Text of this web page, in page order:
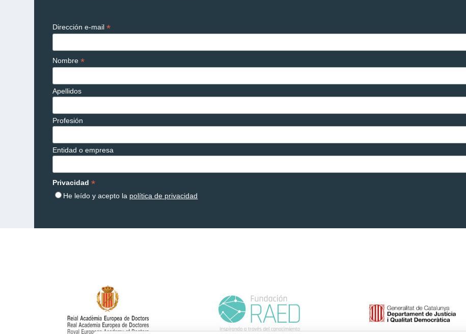
Dirección e-mail*
Nombre*
Apellidos
Profesión
Entidad o empresa
Privacidad*
He leído y acepto la política de privacidad